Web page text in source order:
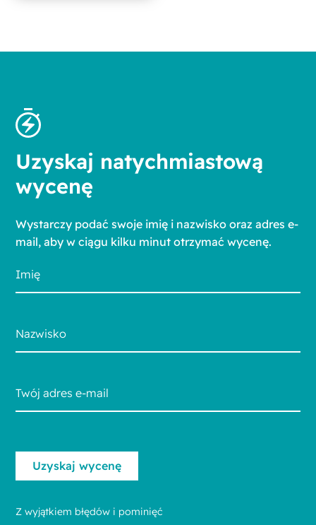
Uzyskaj natychmiastową
wycenę
Wystarczy podać swoje imię i nazwisko oraz adres e-
mail, aby w ciągu kilku minut otrzymać wycenę.
Z wyjątkiem błędów i pominięć